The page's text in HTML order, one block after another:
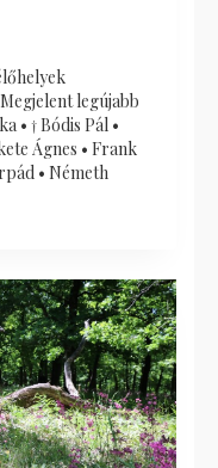
legújabb
• † Bódis Pál •
Ágnes • Frank
• Németh